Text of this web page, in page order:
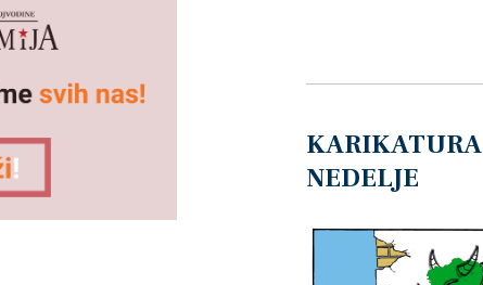
KARIKATURA
NEDELJE